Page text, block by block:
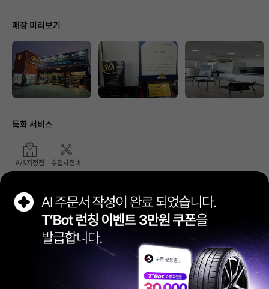
매장 미리보기
특화 서비스
A/S지정점 수입차정비
정비항목
경정비 브레이크패드 와이퍼 배터리
실내필터
엔진오일세트
휠얼라이먼트
취소하기 등록하기